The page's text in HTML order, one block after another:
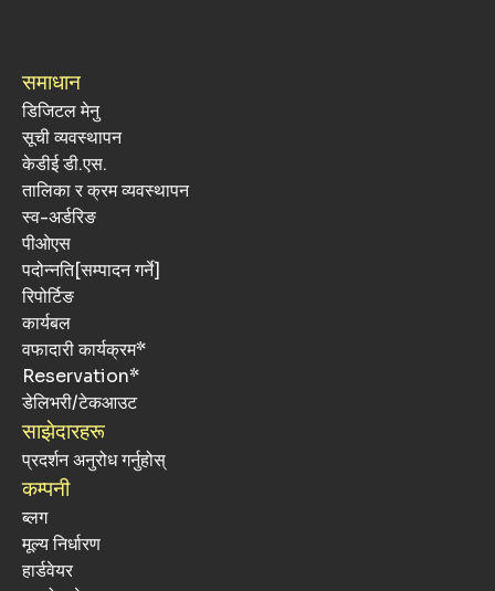
समाधान
डिजिटल मेनु
सूची व्यवस्थापन
केडीई डी.एस.
तालिका र क्रम व्यवस्थापन
स्व-अर्डरिङ
पीओएस
पदोन्नति[सम्पादन गर्ने]
रिपोर्टिङ
कार्यबल
वफादारी कार्यक्रम*
Reservation*
डेलिभरी/टेकआउट
साझेदारहरू
प्रदर्शन अनुरोध गर्नुहोस्
कम्पनी
ब्लग
मूल्य निर्धारण
हार्डवेयर